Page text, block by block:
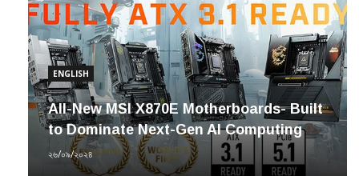
ENGLISH
All-New MSI X870E Motherboards- Built
to Dominate Next-Gen AI Computing
২৬/০৯/২০২৪